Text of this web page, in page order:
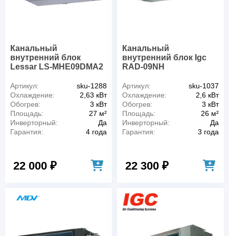
Канальный
внутренний блок
Lessar LS-MHE09DMA2
Артикул:
sku-1288
Охлаждение:
2,63 кВт
Обогрев:
3 кВт
Площадь:
27 м²
Инверторный:
Да
Гарантия:
4 года
22 000 ₽
Канальный
внутренний блок Igc
RAD-09NH
Артикул:
sku-1037
Охлаждение:
2,6 кВт
Обогрев:
3 кВт
Площадь:
26 м²
Инверторный:
Да
Гарантия:
3 года
22 300 ₽